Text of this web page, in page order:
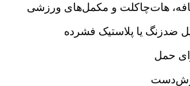
هات‌چاکلت و مکمل‌های ورزشی
ضدزنگ یا پلاستیک فشرده
حمل